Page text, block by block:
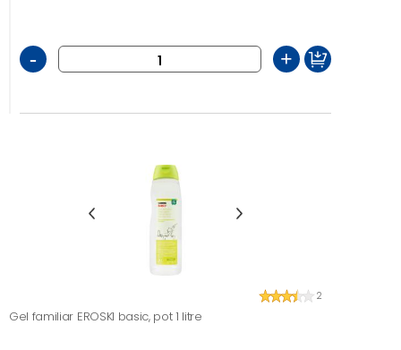
- +
2
Gel familiar EROSKI basic, pot 1 litre